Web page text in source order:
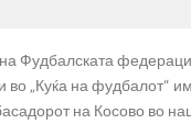
Фудбалската
во „Куќа на фудбалот“
на Косово во